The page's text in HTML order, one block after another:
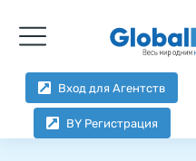
Вход для Агентств
BY Регистрация